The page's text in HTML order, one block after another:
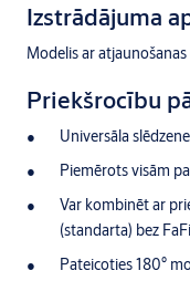
Izstrādājuma
Modelis ar
Priekšrocību
Universāla
Piemērots visām
Var kombinēt ar
(standarta) bez
Pateicoties 180°